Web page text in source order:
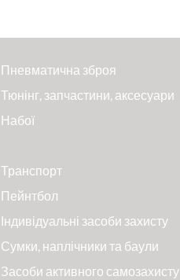
Пневматична зброя
Тюнінг, запчастини, аксесуари
Набої
Транспорт
Пейнтбол
Індивідуальні засоби захисту
Сумки, наплічники та баули
Засоби активного самозахисту